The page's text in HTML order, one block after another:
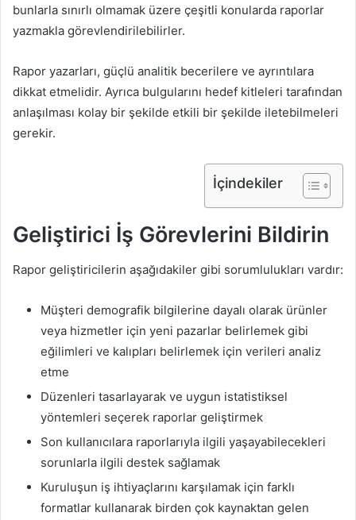
bunlarla sınırlı olmamak üzere çeşitli konularda raporlar
yazmakla görevlendirilebilirler.
Rapor yazarları, güçlü analitik becerilere ve ayrıntılara
dikkat etmelidir. Ayrıca bulgularını hedef kitleleri tarafından
anlaşılması kolay bir şekilde etkili bir şekilde iletebilmeleri
gerekir.
İçindekiler
Geliştirici İş Görevlerini Bildirin
Rapor geliştiricilerin aşağıdakiler gibi sorumlulukları vardır:
Müşteri demografik bilgilerine dayalı olarak ürünler
veya hizmetler için yeni pazarlar belirlemek gibi
eğilimleri ve kalıpları belirlemek için verileri analiz
etme
Düzenleri tasarlayarak ve uygun istatistiksel
yöntemleri seçerek raporlar geliştirmek
Son kullanıcılara raporlarıyla ilgili yaşayabilecekleri
sorunlarla ilgili destek sağlamak
Kuruluşun iş ihtiyaçlarını karşılamak için farklı
formatlar kullanarak birden çok kaynaktan gelen